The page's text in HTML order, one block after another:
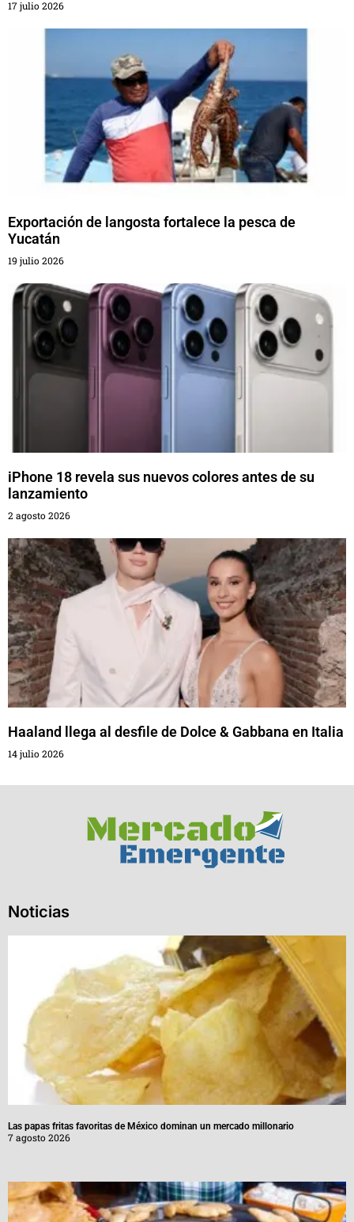
17 julio 2026
Exportación de langosta fortalece la pesca de
Yucatán
19 julio 2026
iPhone 18 revela sus nuevos colores antes de su
lanzamiento
2 agosto 2026
Haaland llega al desfile de Dolce & Gabbana en Italia
14 julio 2026
Noticias
Las papas fritas favoritas de México dominan un mercado millonario
7 agosto 2026